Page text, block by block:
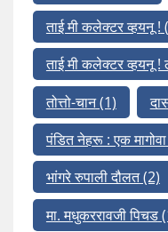
ताई मी कलेक्टर व्हयनू !
ताई मी कलेक्टर व्हयनू
तोत्तो-चान(1)
पंडित नेहरू : एक मागोवा
भांगरे रुपाली दौलत(2)
मा. मधुकररावजी पिचड